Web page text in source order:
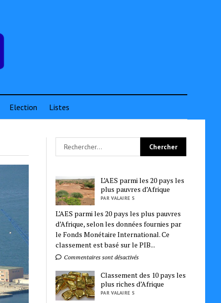
Election Listes
L’AES parmi les 20 pays les
plus pauvres d’Afrique
PAR VALAIRE S
L’AES parmi les 20 pays les plus pauvres
d’Afrique, selon les données fournies par
le Fonds Monétaire International. Ce
classement est basé sur le PIB...
Commentaires sont désactivés
Classement des 10 pays les
plus riches d’Afrique
PAR VALAIRE S